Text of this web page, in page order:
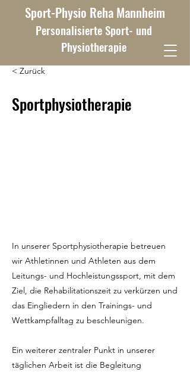
Sport-Physio Reha Mannheim
Personalisierte Sport- und
Physiotherapie
< Zurück
Sportphysiotherapie
In unserer Sportphysiotherapie betreuen
wir Athletinnen und Athleten aus dem
Leitungs- und Hochleistungssport, mit dem
Ziel, die Rehabilitationszeit zu verkürzen und
das Eingliedern in den Trainings- und
Wettkampfalltag zu beschleunigen.
Ein weiterer zentraler Punkt in unserer
täglichen Arbeit ist die Begleitung